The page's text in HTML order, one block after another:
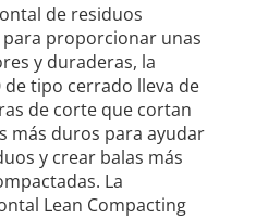
de residuos
proporcionar unas
y duraderas, la
de tipo cerrado lleva de
de corte que cortan
más duros para ayudar
y crear balas más
La
Lean Compacting